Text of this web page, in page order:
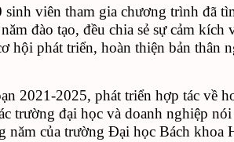
viên tham gia chương trình đã
đào tạo, đều chia sẻ sự cảm kích
hội phát triển, hoàn thiện bản thân
2021-2025, phát triển hợp tác về
trường đại học và doanh nghiệp
năm của trường Đại học Bách khoa